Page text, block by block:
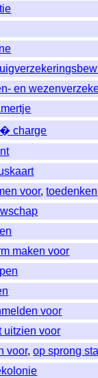
en
charge
voor,toedenken
maken voor
voor
uitzien voor
voor,op sprong